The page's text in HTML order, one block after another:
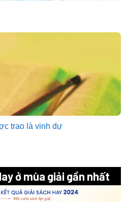
trao là vinh dự
ở mùa giải gần nhất